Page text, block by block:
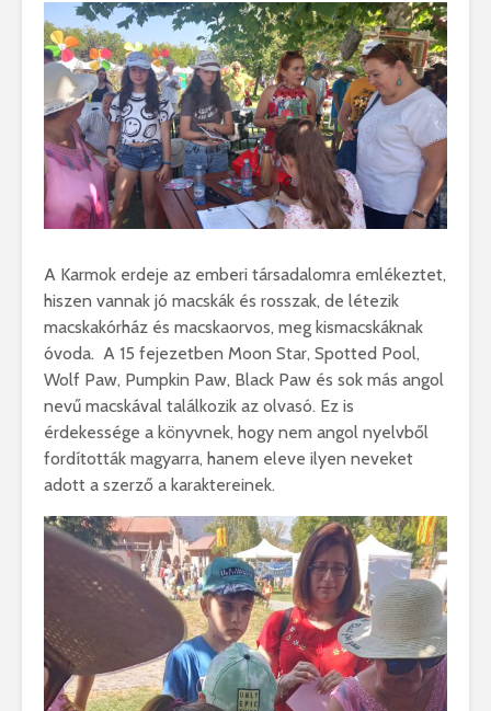
A Karmok erdeje az emberi társadalomra emlékeztet,
hiszen vannak jó macskák és rosszak, de létezik
macskakórház és macskaorvos, meg kismacskáknak
óvoda. A 15 fejezetben Moon Star, Spotted Pool,
Wolf Paw, Pumpkin Paw, Black Paw és sok más angol
nevű macskával találkozik az olvasó. Ez is
érdekessége a könyvnek, hogy nem angol nyelvből
fordították magyarra, hanem eleve ilyen neveket
adott a szerző a karaktereinek.